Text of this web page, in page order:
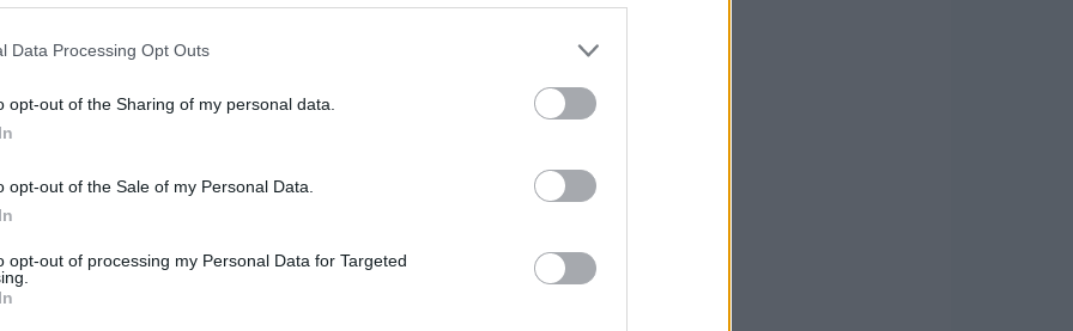
Data Processing Opt Outs
opt-out of the Sharing of my personal data.
opt-out of the Sale of my Personal Data.
opt-out of processing my Personal Data for Targeted
gestoken door wespen, wat
voorval herinnert ons eraan hoe kwetsbaar
is om voorzichtig te zijn tijdens
over de impact van klimaatverandering op
als dieren. Hoe vaak denken we
wandeling in de natuur?
en Den Haag